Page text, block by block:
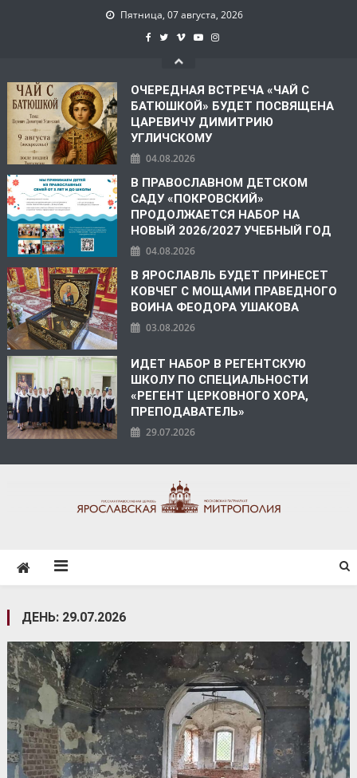
Пятница, 07 августа, 2026
ОЧЕРЕДНАЯ ВСТРЕЧА «ЧАЙ С
БАТЮШКОЙ» БУДЕТ ПОСВЯЩЕНА
ЦАРЕВИЧУ ДИМИТРИЮ
УГЛИЧСКОМУ
04.08.2026
В ПРАВОСЛАВНОМ ДЕТСКОМ
САДУ «ПОКРОВСКИЙ»
ПРОДОЛЖАЕТСЯ НАБОР НА
НОВЫЙ 2026/2027 УЧЕБНЫЙ ГОД
04.08.2026
В ЯРОСЛАВЛЬ БУДЕТ ПРИНЕСЕТ
КОВЧЕГ С МОЩАМИ ПРАВЕДНОГО
ВОИНА ФЕОДОРА УШАКОВА
03.08.2026
ИДЕТ НАБОР В РЕГЕНТСКУЮ
ШКОЛУ ПО СПЕЦИАЛЬНОСТИ
«РЕГЕНТ ЦЕРКОВНОГО ХОРА,
ПРЕПОДАВАТЕЛЬ»
29.07.2026
ДЕНЬ: 29.07.2026